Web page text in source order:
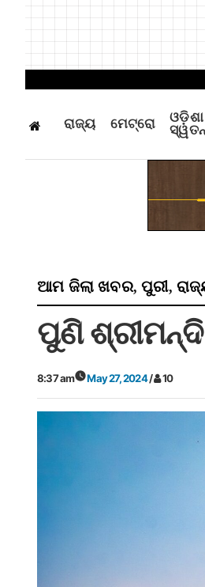
ରାଜ୍ୟ ମେଟ୍ରୋ
ଓଡ଼ିଶା
ଆମ ଜିଲା ଖବର,ପୁରୀ,
ପୁଣି
8:37 am May 27, 2024/ 10